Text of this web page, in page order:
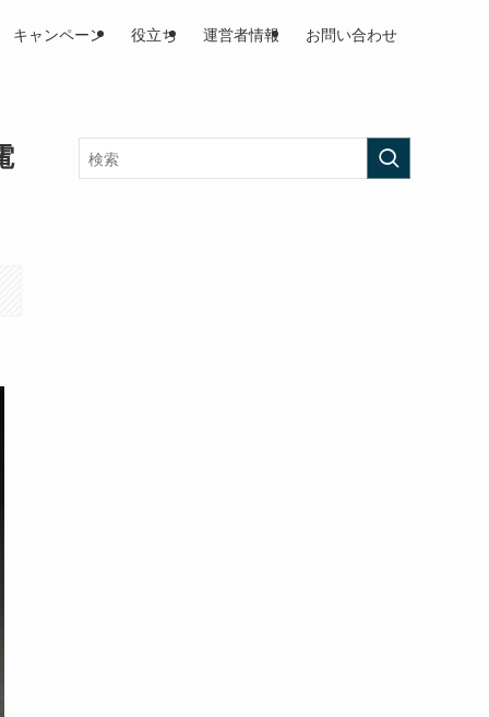
キャンペーン 役立ち 運営者情報 お問い合わせ